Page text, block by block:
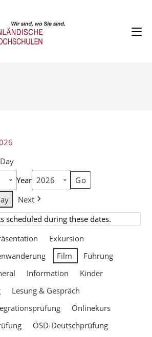
Day
Year
Next
scheduled during these dates.
Exkursion
Film
Führung
Information
Kinder
Lesung & Gespräch
Onlinekurs
ÖSD-Deutschprüfung